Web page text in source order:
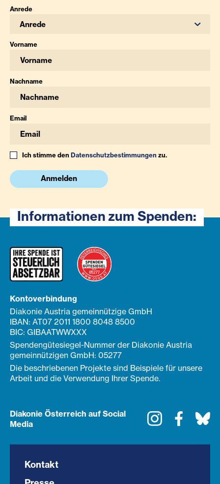
Anrede
Anrede
Vorname
Nachname
Email
Ich stimme denDatenschutzbestimmungenzu.
Anmelden
Informationen zum Spenden:
Kontoverbindung
Diakonie Austria gemeinnützige GmbH
IBAN: AT07 2011 1800 8048 8500
BIC: GIBAATWWXXX
Spendengütesiegel-Nummer der Diakonie Austria
gemeinnützigen GmbH: 05277
Die beschriebenen Projekte sind Beispiele für unsere
Arbeit und die Verwendung Ihrer Spende.
Diakonie Österreich auf Social
Media
Instagram
Kontakt